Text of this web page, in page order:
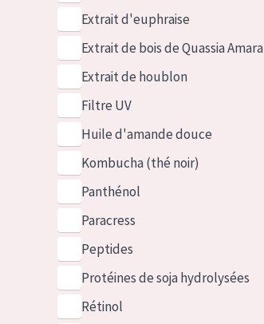
Extrait d'euphraise
Extrait de bois de Quassia Amara
Extrait de houblon
Filtre UV
Huile d'amande douce
Kombucha (thé noir)
Panthénol
Paracress
Peptides
Protéines de soja hydrolysées
Rétinol